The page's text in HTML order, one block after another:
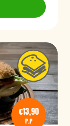
€13,90
P.P